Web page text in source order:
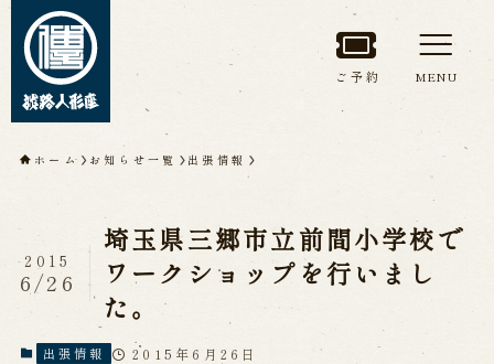
トップページ
淡路人形座について
淡路人形座とは
座員紹介
人間国宝 故鶴澤友路師匠
淡路人形座の成り立ち
淡路人形座で研修した人々
淡路人形浄瑠璃を受け継いで
ご予約 MENU
ホーム お知らせ一覧 出張情報
埼玉県三郷市立前間小学校で
ワークショップを行いまし
た。
2015
6/26
出張情報 2015年6月26日